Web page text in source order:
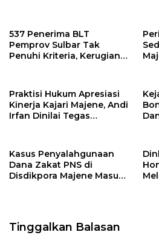
537 Penerima BLT
Pemprov Sulbar Tak
Penuhi Kriteria, Kerugian
Praktisi Hukum Apresiasi
Kinerja Kajari Majene, Andi
Irfan Dinilai Tegas
Kasus Penyalahgunaan
Dana Zakat PNS di
Disdikpora Majene Masuk
Tinggalkan Balasan